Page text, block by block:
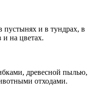
пустынях и в тундрах, в
и на цветах.
древесной пылью,
отходами.